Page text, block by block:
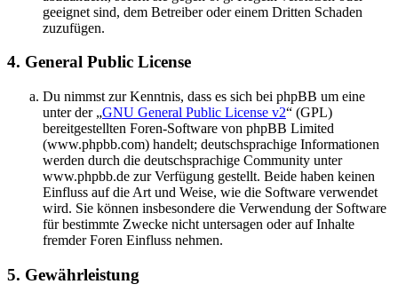
geeignet sind, dem Betreiber oder einem Dritten Schaden
zuzufügen.
4. General Public License
Du nimmst zur Kenntnis, dass es sich bei phpBB um eine
unter der „GNU General Public License v2“ (GPL)
bereitgestellten Foren-Software von phpBB Limited
(www.phpbb.com) handelt; deutschsprachige Informationen
werden durch die deutschsprachige Community unter
www.phpbb.de zur Verfügung gestellt. Beide haben keinen
Einfluss auf die Art und Weise, wie die Software verwendet
wird. Sie können insbesondere die Verwendung der Software
für bestimmte Zwecke nicht untersagen oder auf Inhalte
fremder Foren Einfluss nehmen.
5. Gewährleistung